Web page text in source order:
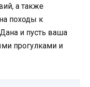
а также
походы к
и пусть ваша
прогулками и